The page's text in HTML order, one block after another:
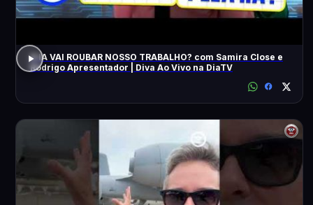
A IA VAI ROUBAR NOSSO TRABALHO? com Samira Close e
Rodrigo Apresentador | Diva Ao Vivo na DiaTV